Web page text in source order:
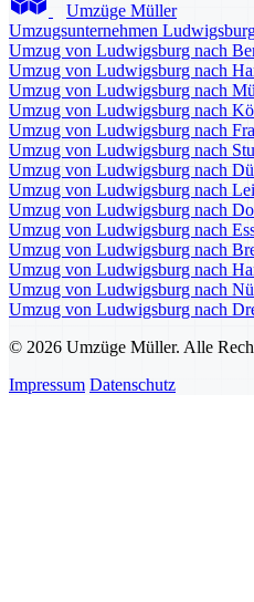
Umzüge Müller
Umzugsunternehmen
Umzug von Ludwigsburg nach
Umzug von Ludwigsburg nach
Umzug von Ludwigsburg nach
Umzug von Ludwigsburg nach
Umzug von Ludwigsburg nach
Umzug von Ludwigsburg nach
Umzug von Ludwigsburg nach
Umzug von Ludwigsburg nach
Umzug von Ludwigsburg nach
Umzug von Ludwigsburg nach
Umzug von Ludwigsburg nach
Umzug von Ludwigsburg nach
Umzug von Ludwigsburg nach
Umzug von Ludwigsburg nach
© 2026 Umzüge Müller. Alle
Impressum Datenschutz